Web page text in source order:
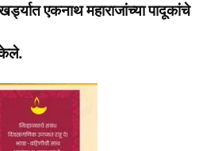
एकनाथ महाराजांच्या पादूकांचे
केले.